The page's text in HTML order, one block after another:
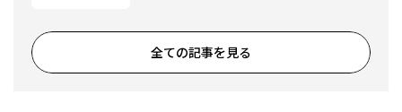
全ての記事を見る